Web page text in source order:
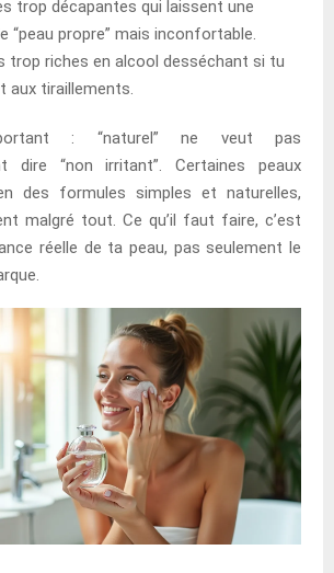
trop décapantes qui laissent une
“peau propre” mais inconfortable.
trop riches en alcool desséchant si tu
aux tiraillements.
: “naturel” ne veut pas
dire “non irritant”. Certaines peaux
des formules simples et naturelles,
malgré tout. Ce qu’il faut faire, c’est
réelle de ta peau, pas seulement le